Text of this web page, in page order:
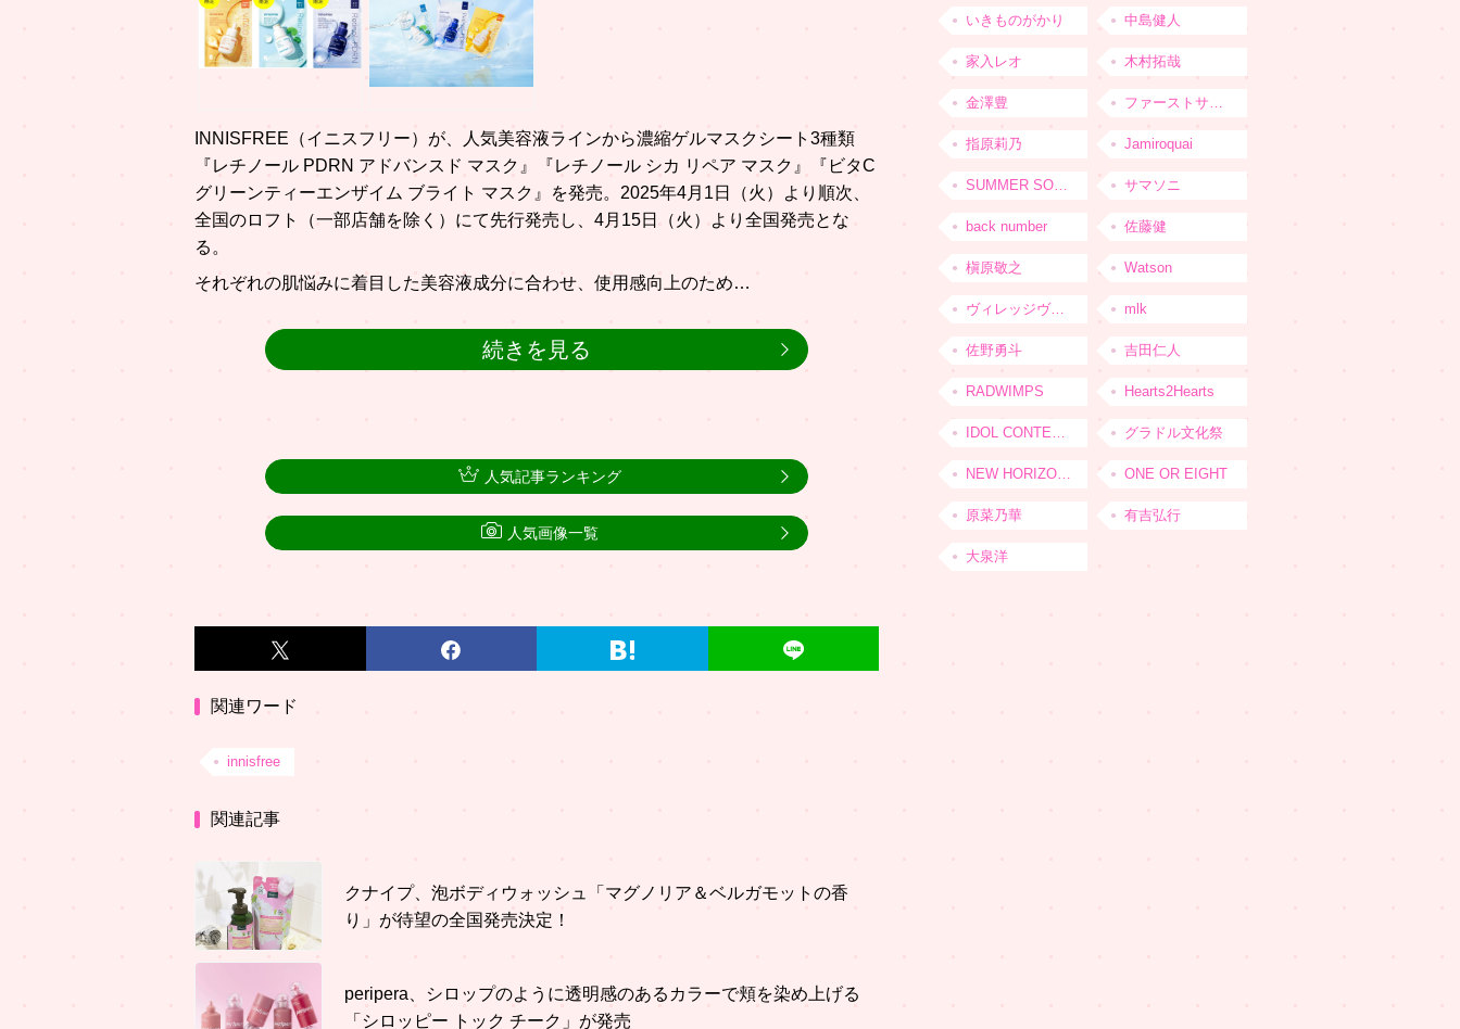
INNISFREE（イニスフリー）が、人気美容液ラインから濃縮ゲルマスクシート3種類
『レチノール PDRN アドバンスド マスク』『レチノール シカ リペア マスク』『ビタC
グリーンティーエンザイム ブライト マスク』を発売。2025年4月1日（火）より順次、
全国のロフト（一部店舗を除く）にて先行発売し、4月15日（火）より全国発売とな
る。
それぞれの肌悩みに着目した美容液成分に合わせ、使用感向上のため…
続きを見る
関連ワード
innisfree
関連記事
クナイプ、泡ボディウォッシュ「マグノリア＆ベルガモットの香
り」が待望の全国発売決定！
peripera、シロップのように透明感のあるカラーで頬を染め上げる
「シロッピー トック チーク」が発売
人気記事ランキング
人気画像一覧
いきものがかり 中島健人
家入レオ 木村拓哉
金澤豊 ファーストサマーウイカ
指原莉乃 Jamiroquai
SUMMER SONIC サマソニ
back number 佐藤健
槇原敬之 Watson
ヴィレッジヴァンガード mlk
佐野勇斗 吉田仁人
RADWIMPS Hearts2Hearts
IDOL CONTENT EXPO グラドル文化祭
NEW HORIZON FEST ONE OR EIGHT
原菜乃華 有吉弘行
大泉洋